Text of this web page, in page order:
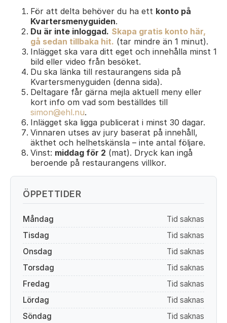
För att delta behöver du ha ett konto på
Kvartersmenyguiden.
Du är inte inloggad. Skapa gratis konto här,
gå sedan tillbaka hit. (tar mindre än 1 minut).
Inlägget ska vara ditt eget och innehålla minst 1
bild eller video från besöket.
Du ska länka till restaurangens sida på
Kvartersmenyguiden (denna sida).
Deltagare får gärna mejla aktuell meny eller
kort info om vad som beställdes till
simon@ehl.nu.
Inlägget ska ligga publicerat i minst 30 dagar.
Vinnaren utses av jury baserat på innehåll,
äkthet och helhetskänsla – inte antal följare.
Vinst: middag för 2 (mat). Dryck kan ingå
beroende på restaurangens villkor.
ÖPPETTIDER
Måndag
Tid saknas
Tisdag
Tid saknas
Onsdag
Tid saknas
Torsdag
Tid saknas
Fredag
Tid saknas
Lördag
Tid saknas
Söndag
Tid saknas